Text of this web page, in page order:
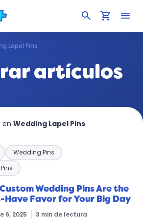
search shopping_cart menu
Lapel Pins
artículos
en Wedding Lapel Pins
Wedding Pins
Wedding Pins Are the
Have Favor for Your Big Day
6, 2025 3 min de lectura